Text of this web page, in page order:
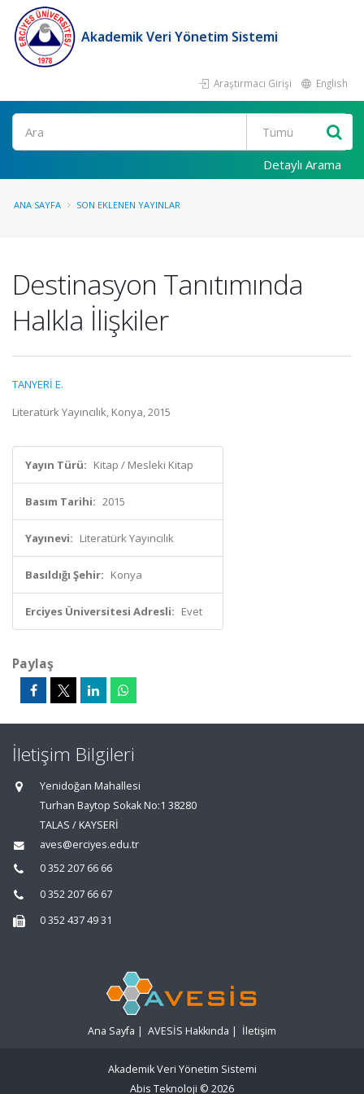
Akademik Veri Yönetim Sistemi
Araştırmacı Girişi English
Ara
Detaylı Arama
ANA SAYFA SON EKLENEN YAYINLAR
Destinasyon Tanıtımında
Halkla İlişkiler
TANYERİ E.
Literatürk Yayıncılık, Konya, 2015
Yayın Türü: Kitap / Mesleki Kitap
Basım Tarihi: 2015
Yayınevi: Literatürk Yayıncılık
Basıldığı Şehir: Konya
Erciyes Üniversitesi Adresli: Evet
Paylaş
İletişim Bilgileri
Yenidoğan Mahallesi
Turhan Baytop Sokak No:1 38280
TALAS / KAYSERİ
aves@erciyes.edu.tr
0 352 207 66 66
0 352 207 66 67
0 352 437 49 31
Ana Sayfa | AVESİS Hakkında | İletişim
Akademik Veri Yönetim Sistemi
Abis Teknoloji © 2026